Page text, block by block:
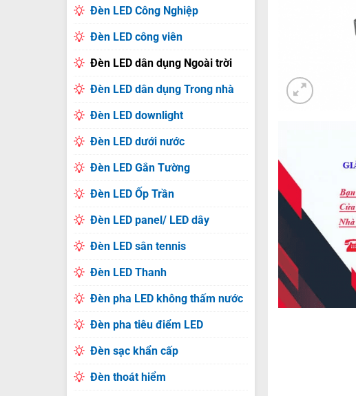
Đèn LED Công Nghiệp
Đèn LED công viên
Đèn LED dân dụng Ngoài trời
Đèn LED dân dụng Trong nhà
Đèn LED downlight
Đèn LED dưới nước
Đèn LED Gắn Tường
Đèn LED Ốp Trần
Đèn LED panel/ LED dây
Đèn LED sân tennis
Đèn LED Thanh
Đèn pha LED không thấm nước
Đèn pha tiêu điểm LED
Đèn sạc khẩn cấp
Đèn thoát hiểm